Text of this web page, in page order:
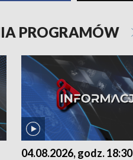
PROGRAMÓW
04.08.2026, godz. 18:30